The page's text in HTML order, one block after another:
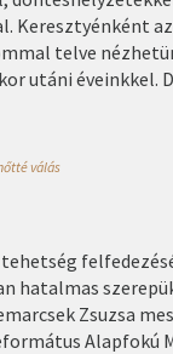
Keresztyénként
telve
utáni éveinkkel.
válás
hatalmas
Zsuzsa
Alapfokú